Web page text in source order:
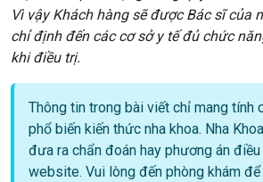
Vì vậy Khách hàng sẽ được Bác sĩ của
chỉ định đến các cơ sở y tế đủ chức
khi điều trị.
Thông tin trong bài viết chỉ mang tính
phổ biến kiến thức nha khoa. Nha
đưa ra chẩn đoán hay phương án
website. Vui lòng đến phòng khám